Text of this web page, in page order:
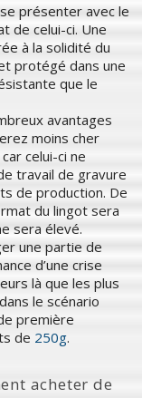
présenter avec le
de celui-ci. Une
à la solidité du
protégé dans une
que le
avantages
moins cher
celui-ci ne
travail de gravure
de production. De
du lingot sera
sera élevé.
une partie de
d’une crise
là que les plus
le scénario
première
de 250g.
acheter de